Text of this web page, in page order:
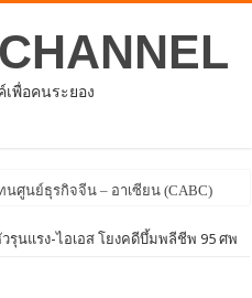
เพื่อคนระยอง
รุนแรง-ไอเอส โยงคดีบึ้มพลีชีพ 95 ศพ